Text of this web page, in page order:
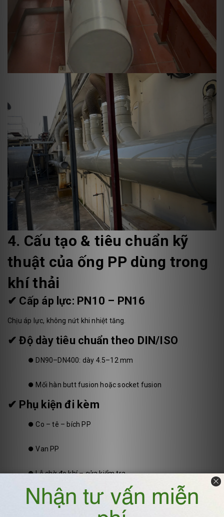
4. Cấu tạo & tiêu chuẩn kỹ
thuật của ống PP dùng trong
khí thải
✔ Cấp áp lực: PN10 – PN16
Chịu áp lực, không nứt khi nhiệt tăng.
✔ Độ dày tiêu chuẩn theo DIN/ISO
⏺️ DN90–DN400: dày 4.5–12 mm
⏺️ Mối hàn butt fusion hoặc socket fusion
✔ Phụ kiện đi kèm
⏺️ Co – tê – bích PP
⏺️Van PP
⏺️Lỗ chờ đo khí – cửa kiểm tra
⏺️Gioăng EPDM hoặc Viton